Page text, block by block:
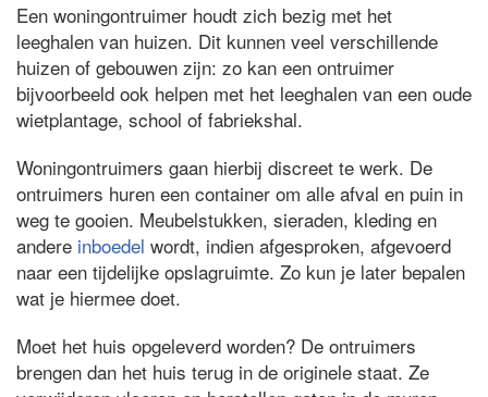
Een woningontruimer houdt zich bezig met het
leeghalen van huizen. Dit kunnen veel verschillende
huizen of gebouwen zijn: zo kan een ontruimer
bijvoorbeeld ook helpen met het leeghalen van een oude
wietplantage, school of fabriekshal.
Woningontruimers gaan hierbij discreet te werk. De
ontruimers huren een container om alle afval en puin in
weg te gooien. Meubelstukken, sieraden, kleding en
andere inboedel wordt, indien afgesproken, afgevoerd
naar een tijdelijke opslagruimte. Zo kun je later bepalen
wat je hiermee doet.
Moet het huis opgeleverd worden? De ontruimers
brengen dan het huis terug in de originele staat. Ze